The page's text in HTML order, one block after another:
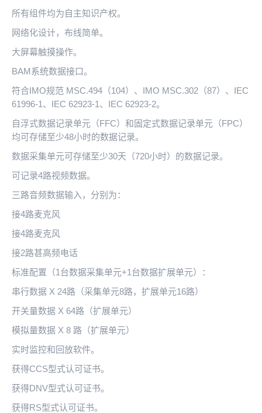
所有组件均为自主知识产权。
网络化设计，布线简单。
大屏幕触摸操作。
BAM系统数据接口。
符合IMO规范 MSC.494（104）、IMO MSC.302（87）、IEC
61996-1、IEC 62923-1、IEC 62923-2。
自浮式数据记录单元（FFC）和固定式数据记录单元（FPC）
均可存储至少48小时的数据记录。
数据采集单元可存储至少30天（720小时）的数据记录。
可记录4路视频数据。
三路音频数据输入，分别为：
接4路麦克风
接4路麦克风
接2路甚高频电话
标准配置（1台数据采集单元+1台数据扩展单元）：
串行数据 X 24路（采集单元8路，扩展单元16路）
开关量数据 X 64路（扩展单元）
模拟量数据 X 8 路（扩展单元）
实时监控和回放软件。
获得CCS型式认可证书。
获得DNV型式认可证书。
获得RS型式认可证书。